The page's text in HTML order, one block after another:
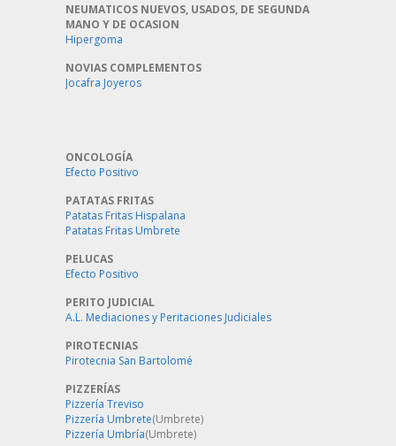
NEUMATICOS NUEVOS, USADOS, DE SEGUNDA
MANO Y DE OCASION
Hipergoma
NOVIAS COMPLEMENTOS
Jocafra Joyeros
ONCOLOGÍA
Efecto Positivo
PATATAS FRITAS
Patatas Fritas Hispalana
Patatas Fritas Umbrete
PELUCAS
Efecto Positivo
PERITO JUDICIAL
A.L. Mediaciones y Peritaciones Judiciales
PIROTECNIAS
Pirotecnia San Bartolomé
PIZZERÍAS
Pizzería Treviso
Pizzería Umbrete(Umbrete)
Pizzería Umbría(Umbrete)